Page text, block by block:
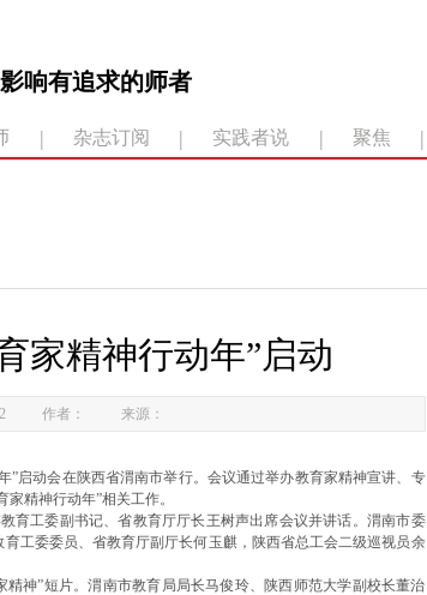
响有追求的师者
| 杂志订阅 | 实践者说 | 聚焦 |
家精神行动年”启动
作者： 来源：
”启动会在陕西省渭南市举行。会议通过举办教育家精神宣讲、专
精神行动年”相关工作。
育工委副书记、省教育厅厅长王树声出席会议并讲话。渭南市委
工委委员、省教育厅副厅长何玉麒，陕西省总工会二级巡视员余
神”短片。渭南市教育局局长马俊玲、陕西师范大学副校长董治